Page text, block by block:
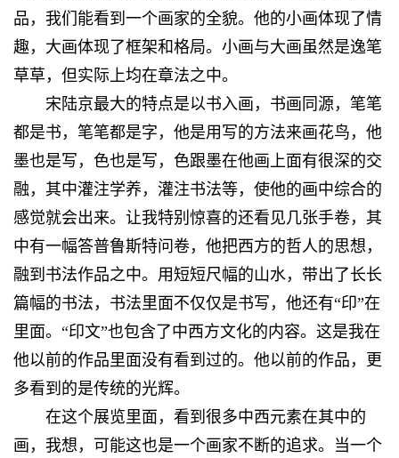
品，我们能看到一个画家的全貌。他的小画体现了情
趣，大画体现了框架和格局。小画与大画虽然是逸笔
草草，但实际上均在章法之中。
宋陆京最大的特点是以书入画，书画同源，笔笔
都是书，笔笔都是字，他是用写的方法来画花鸟，他
墨也是写，色也是写，色跟墨在他画上面有很深的交
融，其中灌注学养，灌注书法等，使他的画中综合的
感觉就会出来。让我特别惊喜的还看见几张手卷，其
中有一幅答普鲁斯特问卷，他把西方的哲人的思想，
融到书法作品之中。用短短尺幅的山水，带出了长长
篇幅的书法，书法里面不仅仅是书写，他还有“印”在
里面。“印文”也包含了中西方文化的内容。这是我在
他以前的作品里面没有看到过的。他以前的作品，更
多看到的是传统的光辉。
在这个展览里面，看到很多中西元素在其中的
画，我想，可能这也是一个画家不断的追求。当一个